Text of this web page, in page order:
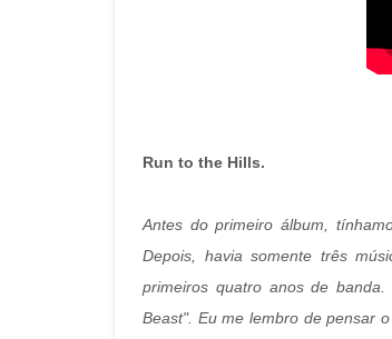
Run to the Hills.
Antes do primeiro álbum,
Depois, havia somente três
primeiros quatro anos de
Beast". Eu me lembro de pensar